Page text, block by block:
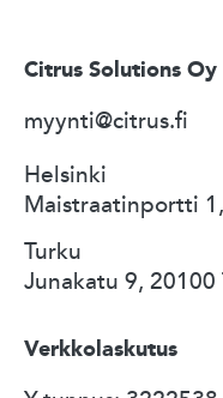
Citrus Solutions Oy
myynti@citrus.fi
Helsinki
Maistraatinportti
Turku
Junakatu 9, 20100
Verkkolaskutus